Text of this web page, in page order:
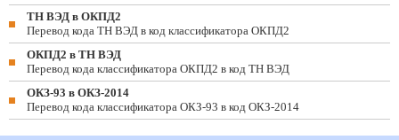
ТН ВЭД в ОКПД2
Перевод кода ТН ВЭД в код классификатора ОКПД2
ОКПД2 в ТН ВЭД
Перевод кода классификатора ОКПД2 в код ТН ВЭД
ОКЗ-93 в ОКЗ-2014
Перевод кода классификатора ОКЗ-93 в код ОКЗ-2014